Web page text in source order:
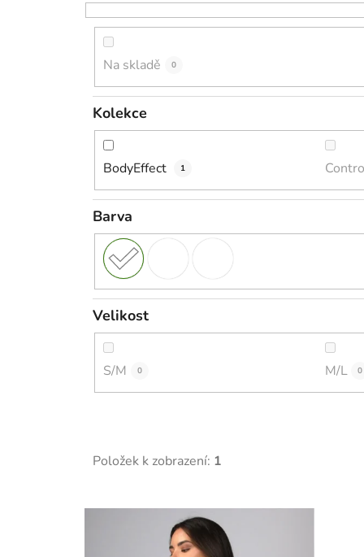
Na skladě 0
Kolekce
BodyEffect 1
Barva
Velikost
S/M 0 M/L 0
Položek k zobrazení: 1
V